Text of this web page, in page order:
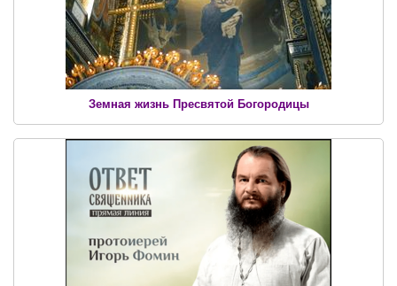
Земная жизнь Пресвятой Богородицы